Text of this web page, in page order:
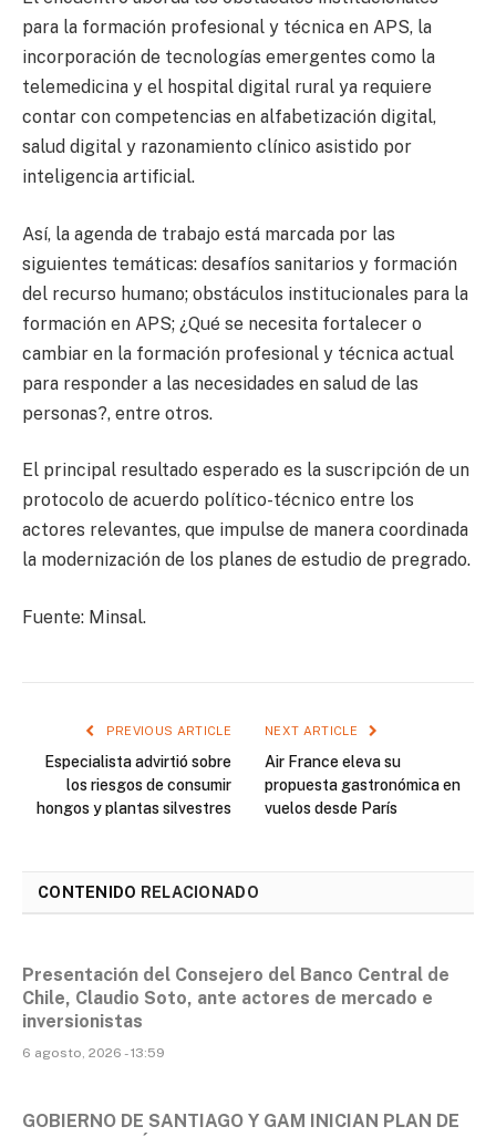
para la formación profesional y técnica en APS, la
incorporación de tecnologías emergentes como la
telemedicina y el hospital digital rural ya requiere
contar con competencias en alfabetización digital,
salud digital y razonamiento clínico asistido por
inteligencia artificial.
Así, la agenda de trabajo está marcada por las
siguientes temáticas: desafíos sanitarios y formación
del recurso humano; obstáculos institucionales para la
formación en APS; ¿Qué se necesita fortalecer o
cambiar en la formación profesional y técnica actual
para responder a las necesidades en salud de las
personas?, entre otros.
El principal resultado esperado es la suscripción de un
protocolo de acuerdo político-técnico entre los
actores relevantes, que impulse de manera coordinada
la modernización de los planes de estudio de pregrado.
Fuente: Minsal.
PREVIOUS ARTICLE
Especialista advirtió sobre
los riesgos de consumir
hongos y plantas silvestres
NEXT ARTICLE
Air France eleva su
propuesta gastronómica en
vuelos desde París
CONTENIDO RELACIONADO
Presentación del Consejero del Banco Central de
Chile, Claudio Soto, ante actores de mercado e
inversionistas
6 agosto, 2026 - 13:59
GOBIERNO DE SANTIAGO Y GAM INICIAN PLAN DE